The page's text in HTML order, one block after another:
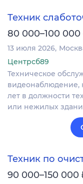
Техник
80 000–100 000
13 июля 2026
Центрсб89
Техническое
видеонаблюдение,
лет в должности
или нежилых
Техник по
90 000–150 000